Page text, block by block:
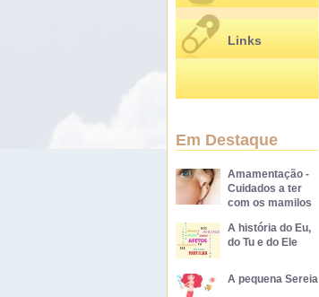
Links
Em Destaque
Amamentação -
Cuidados a ter
com os mamilos
A história do Eu,
do Tu e do Ele
A pequena Sereia